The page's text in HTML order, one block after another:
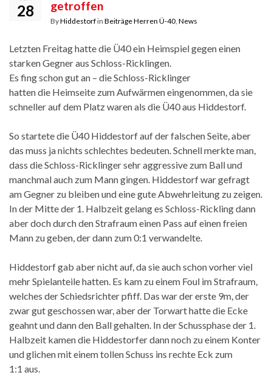
28
getroffen
ByHiddestorfin Beiträge Herren Ü-40, News
Letzten Freitag hatte die Ü40 ein Heimspiel gegen einen
starken Gegner aus Schloss-Ricklingen.
Es fing schon gut an – die Schloss-Ricklinger
hatten die Heimseite zum Aufwärmen eingenommen, da sie
schneller auf dem Platz waren als die Ü40 aus Hiddestorf.
So startete die Ü40 Hiddestorf auf der falschen Seite, aber
das muss ja nichts schlechtes bedeuten. Schnell merkte man,
dass die Schloss-Ricklinger sehr aggressive zum Ball und
manchmal auch zum Mann gingen. Hiddestorf war gefragt
am Gegner zu bleiben und eine gute Abwehrleitung zu zeigen.
In der Mitte der 1. Halbzeit gelang es Schloss-Rickling dann
aber doch durch den Strafraum einen Pass auf einen freien
Mann zu geben, der dann zum 0:1 verwandelte.
Hiddestorf gab aber nicht auf, da sie auch schon vorher viel
mehr Spielanteile hatten. Es kam zu einem Foul im Strafraum,
welches der Schiedsrichter pfiff. Das war der erste 9m, der
zwar gut geschossen war, aber der Torwart hatte die Ecke
geahnt und dann den Ball gehalten. In der Schussphase der 1.
Halbzeit kamen die Hiddestorfer dann noch zu einem Konter
und glichen mit einem tollen Schuss ins rechte Eck zum
1:1 aus.